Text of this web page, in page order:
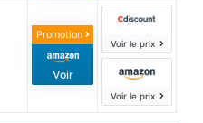
Promotion
Voir
Voir le prix
Voir le prix